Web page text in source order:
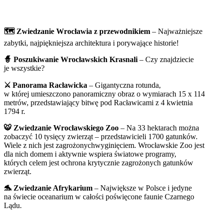
🗺️ Zwiedzanie Wrocławia z przewodnikiem – Najważniejsze
zabytki, najpiękniejsza architektura i porywające historie!
🧙 Poszukiwanie Wrocławskich Krasnali – Czy znajdziecie
je wszystkie?
⚔️ Panorama Racławicka – Gigantyczna rotunda,
w której umieszczono panoramiczny obraz o wymiarach 15 x 114
metrów, przedstawiający bitwę pod Racławicami z 4 kwietnia
1794 r.
🐯 Zwiedzanie Wrocławskiego Zoo – Na 33 hektarach można
zobaczyć 10 tysięcy zwierząt – przedstawicieli 1700 gatunków.
Wiele z nich jest zagrożonychwyginięciem. Wrocławskie Zoo jest
dla nich domem i aktywnie wspiera światowe programy,
których celem jest ochrona krytycznie zagrożonych gatunków
zwierząt.
🐬 Zwiedzanie Afrykarium – Największe w Polsce i jedyne
na świecie oceanarium w całości poświęcone faunie Czarnego
Lądu.